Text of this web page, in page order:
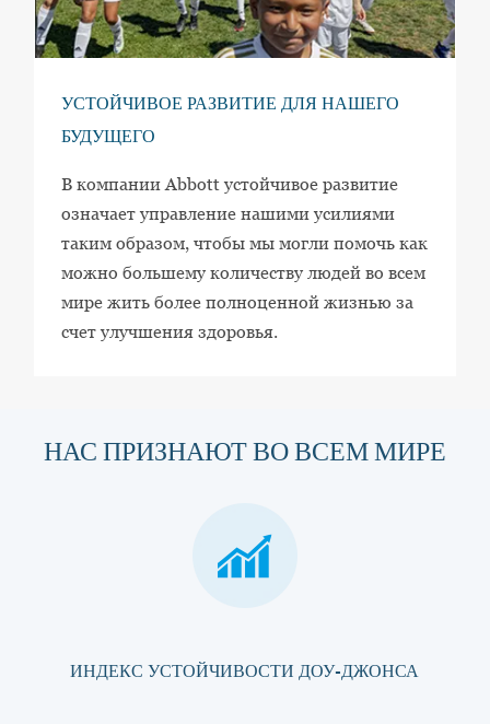
УСТОЙЧИВОЕ РАЗВИТИЕ ДЛЯ НАШЕГО
БУДУЩЕГО
В компании Abbott устойчивое развитие
означает управление нашими усилиями
таким образом, чтобы мы могли помочь как
можно большему количеству людей во всем
мире жить более полноценной жизнью за
счет улучшения здоровья.
НАС ПРИЗНАЮТ ВО ВСЕМ МИРЕ
ИНДЕКС УСТОЙЧИВОСТИ ДОУ-ДЖОНСА